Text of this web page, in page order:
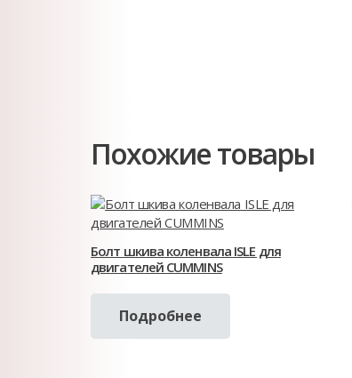
Похожие товары
Болт шкива коленвала ISLE для
двигателей CUMMINS
Подробнее